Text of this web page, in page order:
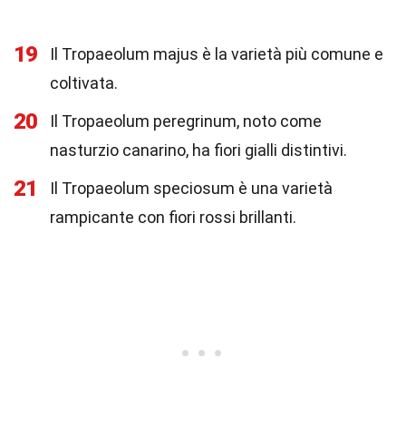
19
Il Tropaeolum majus è la varietà più comune e
coltivata.
20
Il Tropaeolum peregrinum, noto come
nasturzio canarino, ha fiori gialli distintivi.
21
Il Tropaeolum speciosum è una varietà
rampicante con fiori rossi brillanti.